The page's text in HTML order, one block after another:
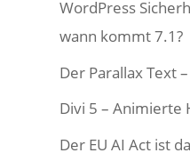
WordPress
wann kommt 7.1?
Der Parallax Text
Divi 5 – Animierte
Der EU AI Act ist